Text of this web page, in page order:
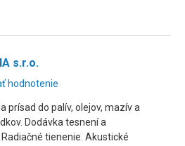
s.r.o.
hodnotenie
prísad do palív, olejov, mazív a
Dodávka tesnení a
tienenie. Akustické